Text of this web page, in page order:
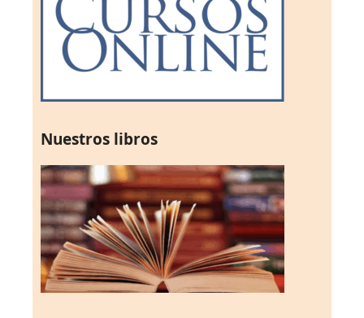
Nuestros libros